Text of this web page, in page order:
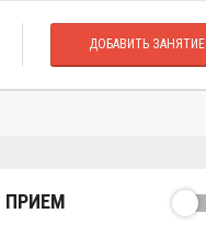
ДОБАВИТЬ ЗАНЯТИЕ
ПРИЕМ